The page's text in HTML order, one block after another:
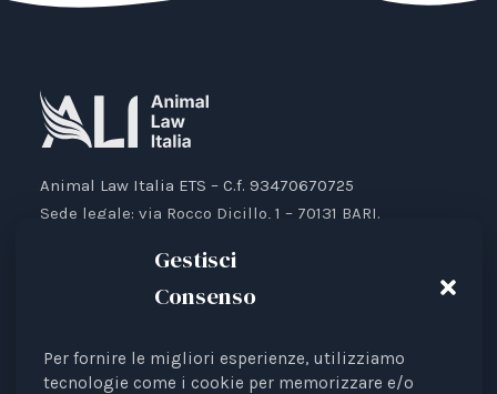
Gestisci
Consenso
Per fornire le migliori esperienze, utilizziamo
tecnologie come i cookie per memorizzare e/o
Animal Law Italia ETS – C.f. 93470670725
Sede legale: via Rocco Dicillo, 1 – 70131 BARI.
Animal Law Italia è un Ente del Terzo Settore avente